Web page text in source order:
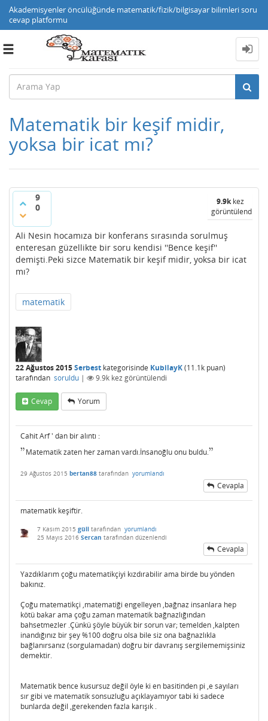
Akademisyenler öncülüğünde matematik/fizik/bilgisayar bilimleri soru
cevap platformu
Toggle
Matematik bir keşif midir,
yoksa bir icat mı?
9
0
9.9kkez
görüntülendi
Ali Nesin hocamıza bir konferans sırasında sorulmuş
enteresan güzellikte bir soru kendisi ''Bence keşif''
demişti.Peki sizce Matematik bir keşif midir, yoksa bir icat
mı?
matematik
22 Ağustos 2015Serbest kategorisinde KubilayK(11.1k puan)
tarafından soruldu | 9.9k kez görüntülendi
Cevap Yorum
Cahit Arf ' dan bir alıntı :
"
" Matematik zaten her zaman vardı.İnsanoğlu onu buldu."
"
29 Ağustos 2015 bertan88 tarafından yorumlandı
Cevapla
matematik keşiftir.
7 Kasım 2015 güll tarafından yorumlandı
25 Mayıs 2016 Sercan tarafından düzenlendi
Cevapla
Yazdıklarım çoğu matematikçiyi kızdırabilir ama birde bu yönden
bakınız.
Çoğu matematikçi ,matematiği engelleyen ,bağnaz insanlara hep
kötü bakar ama çoğu zaman matematik bağnazlığından
bahsetmezler .Çünkü şöyle büyük bir sorun var; temelden ,kalpten
inandığınız bir şey %100 doğru olsa bile siz ona bağnazlıkla
bağlanırsanız (sorgulamadan) doğru bir davranış sergilememişsiniz
demektir.
Matematik bence kusursuz değil öyle ki en basitinden pi ,e sayıları
sır gibi ve matematik sonsuzluğu açıklayamıyor tabi ki sadece
bunlarda değil ,gerekenden fazla karışık .